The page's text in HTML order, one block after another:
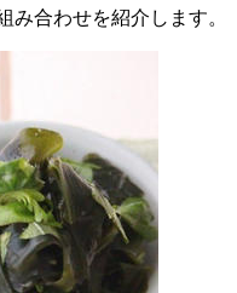
み合わせを紹介します。